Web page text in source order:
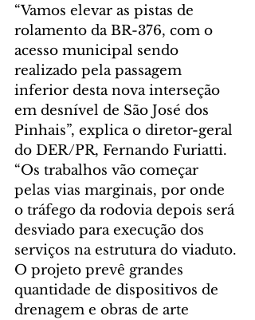
“Vamos elevar as pistas de
rolamento da BR-376, com o
acesso municipal sendo
realizado pela passagem
inferior desta nova interseção
em desnível de São José dos
Pinhais”, explica o diretor-geral
do DER/PR, Fernando Furiatti.
“Os trabalhos vão começar
pelas vias marginais, por onde
o tráfego da rodovia depois será
desviado para execução dos
serviços na estrutura do viaduto.
O projeto prevê grandes
quantidade de dispositivos de
drenagem e obras de arte